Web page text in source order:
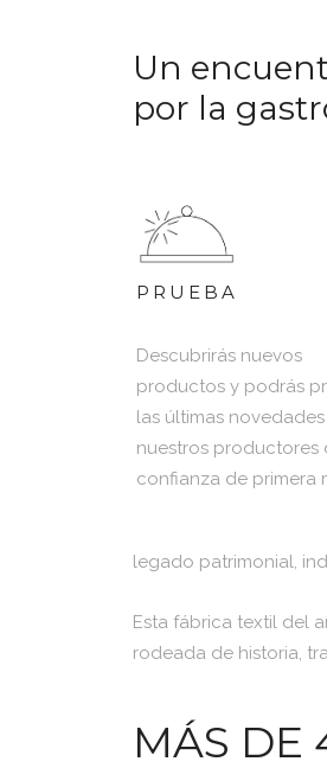
Un
por la
PRUEBA
Descubrirás nuevos
productos y podrás
las últimas
nuestros productores
confianza de primera
legado patrimonial,
Esta fábrica textil del
rodeada de historia,
MÁS DE